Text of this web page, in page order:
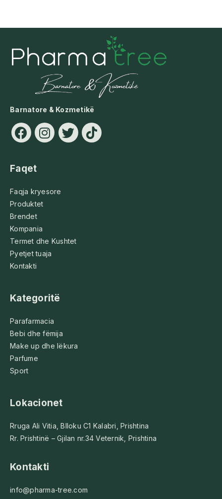
Barnatore & Kozmetikë
Faqet
Faqja kryesore
Produktet
Brendet
Kompania
Termet dhe Kushtet
Pyetjet tuaja
Kontakti
Kategoritë
Parafarmacia
Bebi dhe fëmija
Make up dhe lëkura
Parfume
Sport
Lokacionet
Rruga Ali Vitia, Blloku C1 Kalabri, Prishtina
Rr. Prishtinë – Gjilan nr.34 Veternik, Prishtina
Kontakti
info@pharma-tree.com